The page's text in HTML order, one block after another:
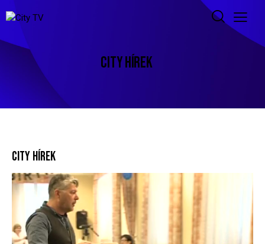
CITY HÍREK
CITY HÍREK